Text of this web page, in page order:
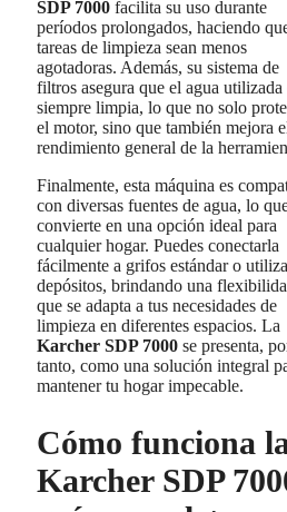
SDP 7000 facilita su uso durante
períodos prolongados, haciendo
tareas de limpieza sean menos
agotadoras. Además, su sistema de
filtros asegura que el agua utilizada
siempre limpia, lo que no solo
el motor, sino que también mejora
rendimiento general de la
Finalmente, esta máquina es
con diversas fuentes de agua, lo
convierte en una opción ideal para
cualquier hogar. Puedes conectarla
fácilmente a grifos estándar o
depósitos, brindando una
que se adapta a tus necesidades de
limpieza en diferentes espacios. La
Karcher SDP 7000 se presenta,
tanto, como una solución integral
mantener tu hogar impecable.
Cómo funciona
Karcher SDP